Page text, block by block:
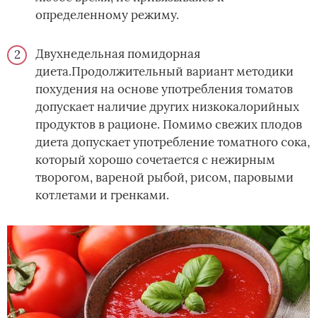
определенному режиму.
Двухнедельная помидорная
диета.Продолжительный вариант методики
похудения на основе употребления томатов
допускает наличие других низкокалорийных
продуктов в рационе. Помимо свежих плодов
диета допускает употребление томатного сока,
который хорошо сочетается с нежирным
творогом, вареной рыбой, рисом, паровыми
котлетами и гренками.